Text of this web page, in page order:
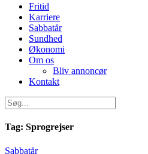
Primær
navigation
Fritid
Karriere
Sabbatår
Sundhed
Økonomi
Om os
Bliv annoncør
Kontakt
Tag: Sprogrejser
Sabbatår